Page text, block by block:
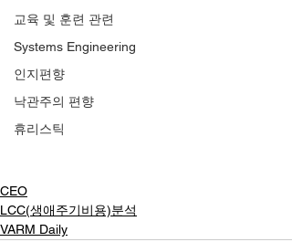
교육 및 훈련 관련
Systems Engineering
인지편향
낙관주의 편향
휴리스틱
CEO
LCC(생애주기비용)분석
VARM Daily